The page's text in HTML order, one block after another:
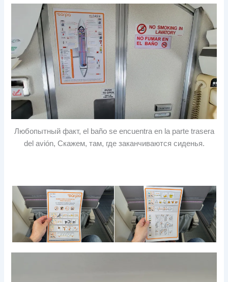
Любопытный факт, el baño se encuentra en la parte trasera
del avión, Скажем, там, где заканчиваются сиденья.